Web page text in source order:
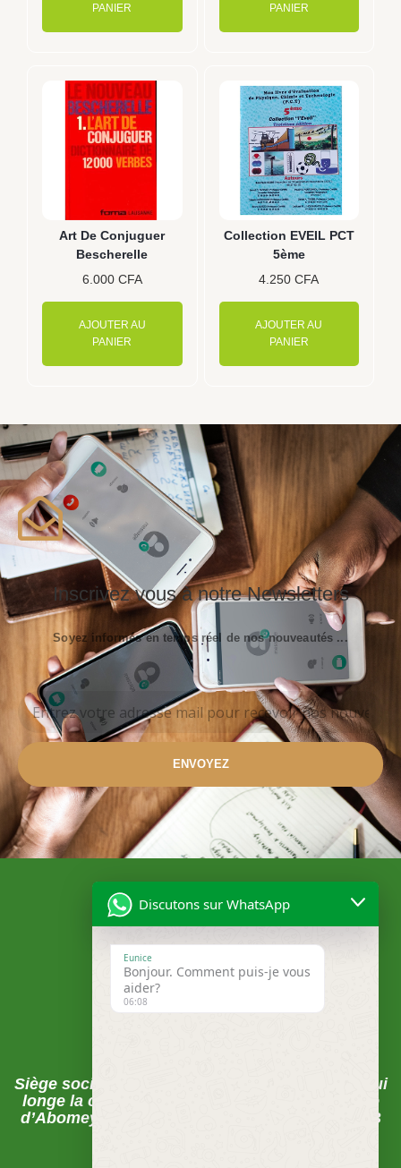
PANIER
PANIER
Art De Conjuguer
Bescherelle
6.000 CFA
AJOUTER AU
PANIER
Collection EVEIL PCT
5ème
4.250CFA
AJOUTER AU
PANIER
Inscrivez vous à notre Newsletters
Soyez informés en temps réel de nos nouveautés ...
ENVOYEZ
Siège social , Abomey-Calavi, La rue du pavé qui
longe la clôture de la CEB juste après la Mairie
d’Abomey-Calavi sur les pavés FECECAM-CEB
Discutons sur WhatsApp
Eunice
Bonjour. Comment puis-je vous
aider?
06:08